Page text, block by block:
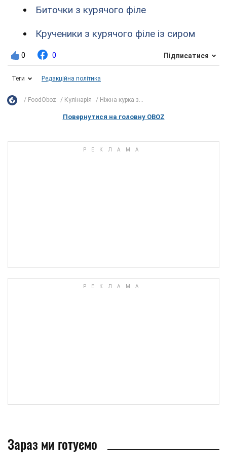
Биточки з курячого філе
Крученики з курячого філе із сиром
0 0 Підписатися
Теги Редакційна політика
FoodOboz Кулінарія Ніжна курка з...
Повернутися на головну OBOZ
Зараз ми готуємо